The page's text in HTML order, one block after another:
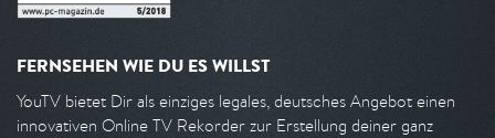
FERNSEHEN WIE DU ES WILLST
YouTV bietet Dir als einziges legales, deutsches Angebot einen
innovativen Online TV Rekorder zur Erstellung deiner ganz